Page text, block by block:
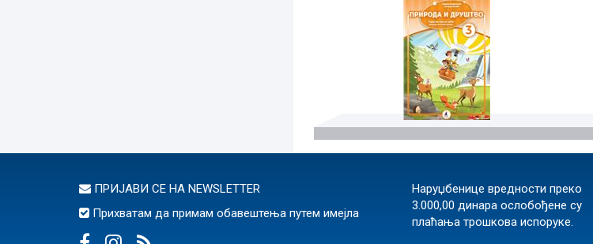
ПРИЈАВИ СЕ НА NEWSLETTER
Прихватам да примам обавештења путем имејла
Наруџбенице вредности преко
3.000,00 динара ослобођене су
плаћања трошкова испоруке.